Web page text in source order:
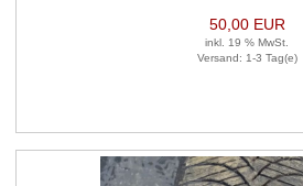
50,00 EUR
inkl. 19 % MwSt.
Versand: 1-3 Tag(e)